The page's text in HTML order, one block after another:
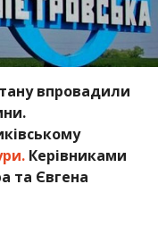
впровадили
Керівниками
та Євгена